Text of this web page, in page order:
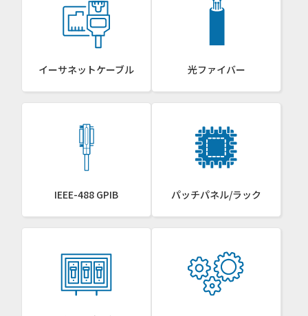
イーサネットケーブル 光ファイバー
IEEE-488 GPIB パッチパネル/ラック